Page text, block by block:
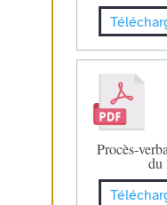
Procès-
du